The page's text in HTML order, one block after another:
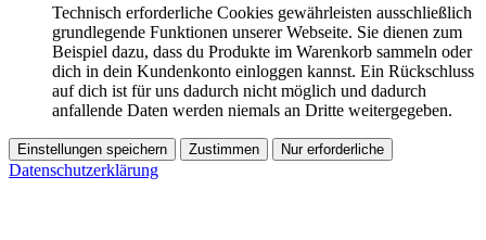
Technisch erforderliche Cookies gewährleisten ausschließlich
grundlegende Funktionen unserer Webseite. Sie dienen zum
Beispiel dazu, dass du Produkte im Warenkorb sammeln oder
dich in dein Kundenkonto einloggen kannst. Ein Rückschluss
auf dich ist für uns dadurch nicht möglich und dadurch
anfallende Daten werden niemals an Dritte weitergegeben.
Einstellungen speichern Zustimmen Nur erforderliche
Datenschutzerklärung